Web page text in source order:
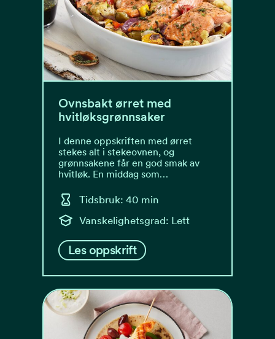
Ovnsbakt ørret med
hvitløksgrønnsaker
I denne oppskriften med ørret
stekes alt i stekeovnen, og
grønnsakene får en god smak av
hvitløk. En middag som…
Tidsbruk: 40 min
Vanskelighetsgrad: Lett
Les oppskrift